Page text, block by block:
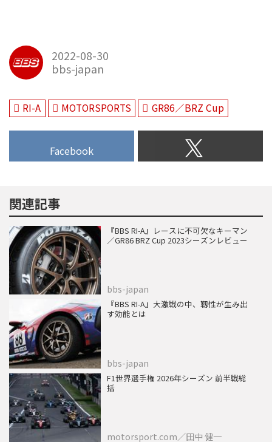
2022-08-30
bbs-japan
RI-A MOTORSPORTS GR86／BRZ Cup
Facebook
関連記事
『BBS RI-A』レースに不可欠なキーマン
／GR86 BRZ Cup 2023シーズンレビュー
bbs-japan
『BBS RI-A』大激戦の中、靱性が生み出
す効能とは
bbs-japan
F1世界選手権 2026年シーズン 前半戦総
括
motorsport.com／田中 健一